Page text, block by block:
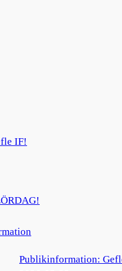
IF!
Publikinformation: